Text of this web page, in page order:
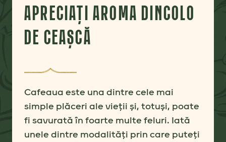
APRECIAȚI AROMA DINCOLO
DE CEAȘCĂ
Cafeaua este una dintre cele mai
simple plăceri ale vieții și, totuși, poate
fi savurată în foarte multe feluri. Iată
unele dintre modalități prin care puteți